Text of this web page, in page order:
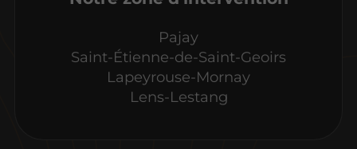
Pajay
Saint-Étienne-de-Saint-Geoirs
Lapeyrouse-Mornay
Lens-Lestang